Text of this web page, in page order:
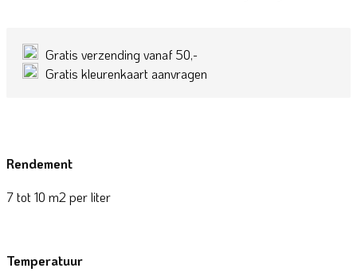
Gratis verzending vanaf 50,-
Gratis kleurenkaart aanvragen
Rendement
7 tot 10 m2 per liter
Temperatuur